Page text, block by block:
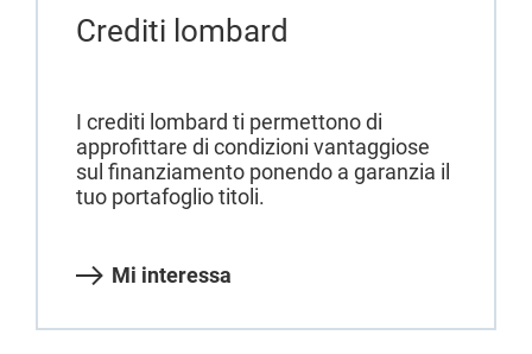
Crediti lombard
I crediti lombard ti permettono di
approfittare di condizioni vantaggiose
sul finanziamento ponendo a garanzia il
tuo portafoglio titoli.
Mi interessa